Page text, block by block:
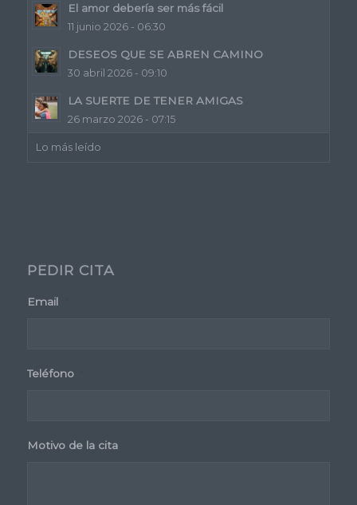
El amor debería ser más fácil
11 junio 2026 - 06:30
DESEOS QUE SE ABREN CAMINO
30 abril 2026 - 09:10
LA SUERTE DE TENER AMIGAS
26 marzo 2026 - 07:15
Lo más leído
PEDIR CITA
Email
Teléfono
Motivo de la cita